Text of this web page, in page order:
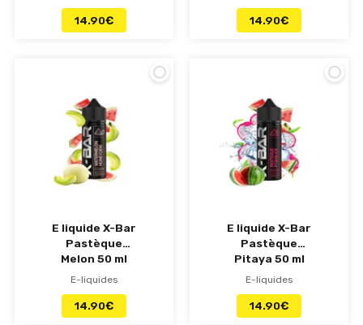
14.90€ 14.90€
E liquide X-Bar
Pastèque
Melon 50 ml
E-liquides
14.90€
E liquide X-Bar
Pastèque
Pitaya 50 ml
E-liquides
14.90€